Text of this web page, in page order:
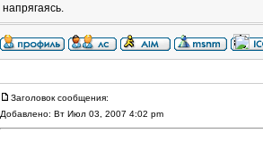
напрягаясь.
Заголовок сообщения:
Добавлено: Вт Июл 03, 2007 4:02 pm